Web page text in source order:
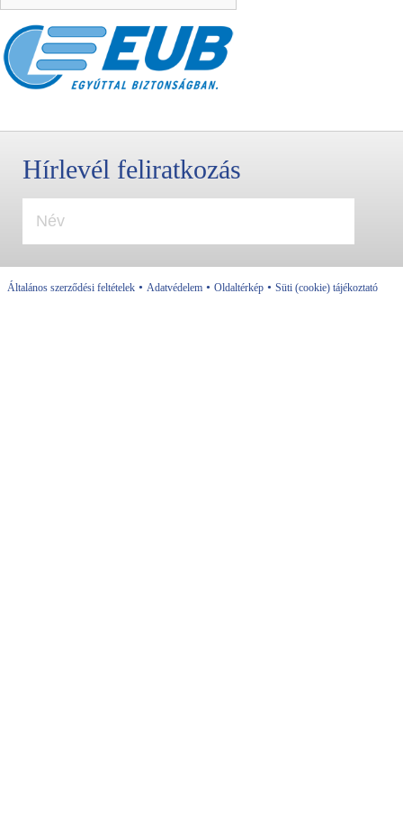
Hírlevél feliratkozás
Általános szerződési feltételek • Adatvédelem • Oldaltérkép • Süti (cookie) tájékoztató